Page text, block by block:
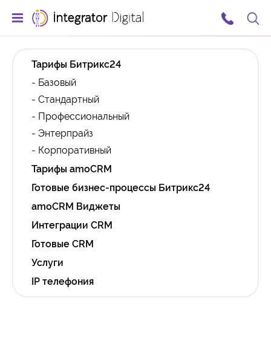
Тарифы Битрикс24
- Базовый
- Стандартный
- Профессиональный
- Энтерпрайз
- Корпоративный
Тарифы amoCRM
Готовые бизнес-процессы Битрикс24
amoCRM Виджеты
Интеграции CRM
Готовые CRM
Услуги
IP телефония